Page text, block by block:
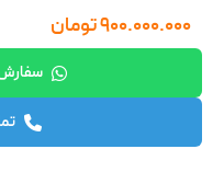
۹۰۰.۰۰۰.۰۰۰تومان